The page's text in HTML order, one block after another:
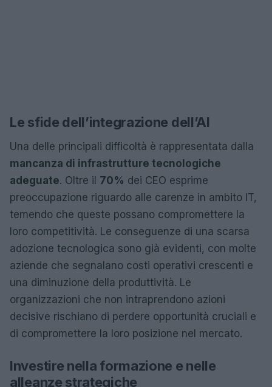
Le sfide dell’integrazione dell’AI
Una delle principali difficoltà è rappresentata dalla
mancanza di infrastrutture tecnologiche
adeguate. Oltre il 70% dei CEO esprime
preoccupazione riguardo alle carenze in ambito IT,
temendo che queste possano compromettere la
loro competitività. Le conseguenze di una scarsa
adozione tecnologica sono già evidenti, con molte
aziende che segnalano costi operativi crescenti e
una diminuzione della produttività. Le
organizzazioni che non intraprendono azioni
decisive rischiano di perdere opportunità cruciali e
di compromettere la loro posizione nel mercato.
Investire nella formazione e nelle
alleanze strategiche